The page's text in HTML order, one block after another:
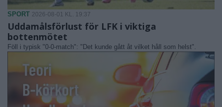
SPORT 2026-08-01 KL. 19:37
Uddamålsförlust för LFK i viktiga
bottenmötet
Föll i typisk "0-0-match": "Det kunde gått åt vilket håll som helst".